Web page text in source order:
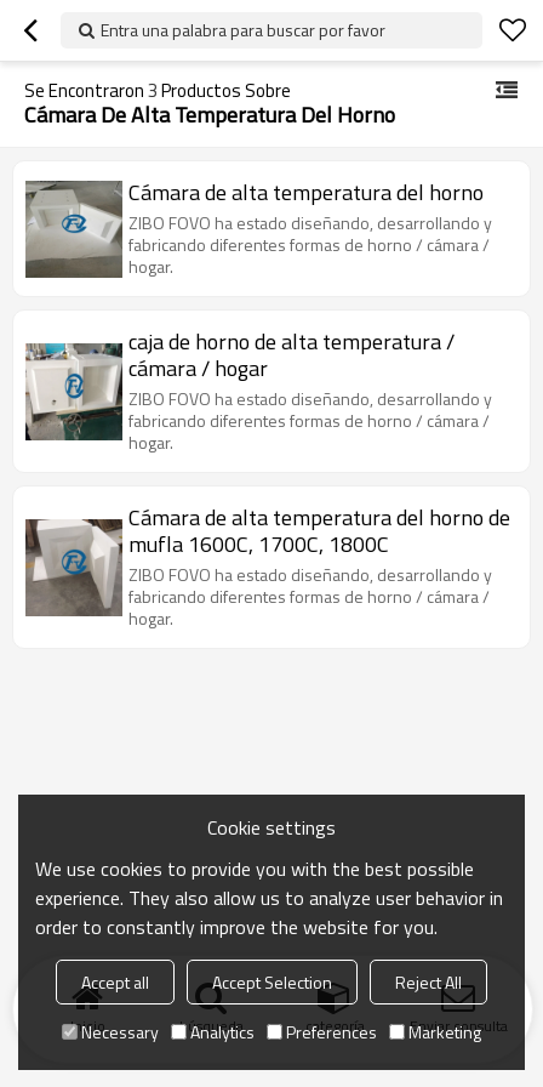
Entra una palabra para buscar por favor
Se Encontraron3Productos Sobre
Cámara De Alta Temperatura Del Horno
Cámara de alta temperatura del horno
ZIBO FOVO ha estado diseñando, desarrollando y
fabricando diferentes formas de horno / cámara /
hogar.
caja de horno de alta temperatura /
cámara / hogar
ZIBO FOVO ha estado diseñando, desarrollando y
fabricando diferentes formas de horno / cámara /
hogar.
Cámara de alta temperatura del horno de
mufla 1600C, 1700C, 1800C
ZIBO FOVO ha estado diseñando, desarrollando y
fabricando diferentes formas de horno / cámara /
hogar.
Inicio búsqueda categoría Enviar consulta
Cookie settings
We use cookies to provide you with the best possible
experience. They also allow us to analyze user behavior in
order to constantly improve the website for you.
Accept all Accept Selection
Reject All
Necessary
Analytics Preferences Marketing